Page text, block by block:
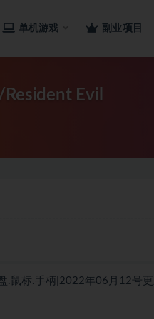
单机游戏 副业项目
Evil
.鼠标.手柄|2022年06月12号更